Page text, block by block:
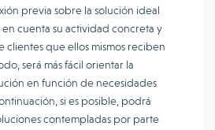
previa sobre la solución ideal
cuenta su actividad concreta y
clientes que ellos mismos reciben
será más fácil orientar la
en función de necesidades
si es posible, podrá
contempladas por parte